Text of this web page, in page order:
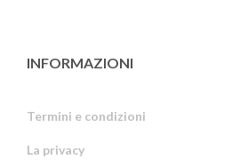
INFORMAZIONI
Termini e condizioni
La privacy